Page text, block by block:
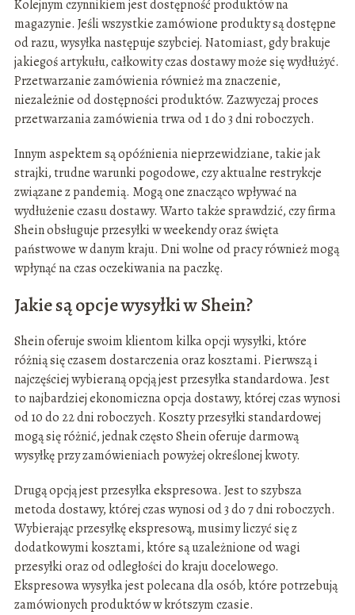
Kolejnym czynnikiem jest dostępność produktów na
magazynie. Jeśli wszystkie zamówione produkty są dostępne
od razu, wysyłka następuje szybciej. Natomiast, gdy brakuje
jakiegoś artykułu, całkowity czas dostawy może się wydłużyć.
Przetwarzanie zamówienia również ma znaczenie,
niezależnie od dostępności produktów. Zazwyczaj proces
przetwarzania zamówienia trwa od 1 do 3 dni roboczych.
Innym aspektem są opóźnienia nieprzewidziane, takie jak
strajki, trudne warunki pogodowe, czy aktualne restrykcje
związane z pandemią. Mogą one znacząco wpływać na
wydłużenie czasu dostawy. Warto także sprawdzić, czy firma
Shein obsługuje przesyłki w weekendy oraz święta
państwowe w danym kraju. Dni wolne od pracy również mogą
wpłynąć na czas oczekiwania na paczkę.
Jakie są opcje wysyłki w Shein?
Shein oferuje swoim klientom kilka opcji wysyłki, które
różnią się czasem dostarczenia oraz kosztami. Pierwszą i
najczęściej wybieraną opcją jest przesyłka standardowa. Jest
to najbardziej ekonomiczna opcja dostawy, której czas wynosi
od 10 do 22 dni roboczych. Koszty przesyłki standardowej
mogą się różnić, jednak często Shein oferuje darmową
wysyłkę przy zamówieniach powyżej określonej kwoty.
Drugą opcją jest przesyłka ekspresowa. Jest to szybsza
metoda dostawy, której czas wynosi od 3 do 7 dni roboczych.
Wybierając przesyłkę ekspresową, musimy liczyć się z
dodatkowymi kosztami, które są uzależnione od wagi
przesyłki oraz od odległości do kraju docelowego.
Ekspresowa wysyłka jest polecana dla osób, które potrzebują
zamówionych produktów w krótszym czasie.